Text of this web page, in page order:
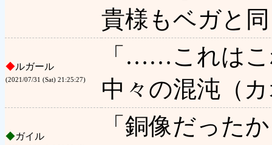
貴様もベガと
◆ルガール
(2021/07/31 (Sat) 21:25:27)
「……これは
中々の混沌（
◆ガイル
「銅像だったか